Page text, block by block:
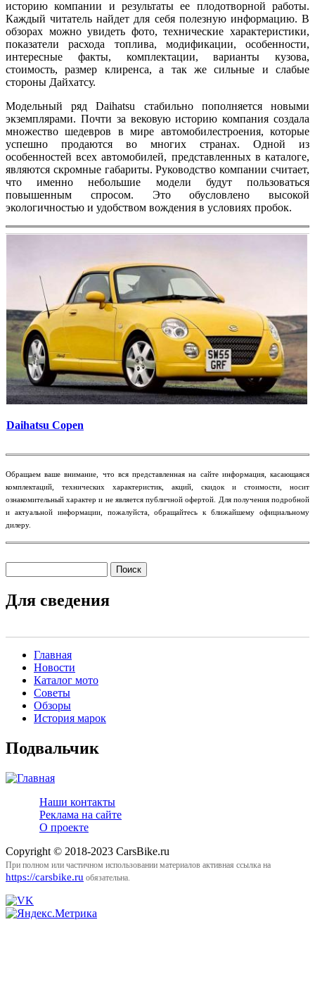
историю компании и результаты ее плодотворной работы.
Каждый читатель найдет для себя полезную информацию. В
обзорах можно увидеть фото, технические характеристики,
показатели расхода топлива, модификации, особенности,
интересные факты, комплектации, варианты кузова,
стоимость, размер клиренса, а так же сильные и слабые
стороны Дайхатсу.
Модельный ряд Daihatsu стабильно пополняется новыми
экземплярами. Почти за вековую историю компания создала
множество шедевров в мире автомобилестроения, которые
успешно продаются во многих странах. Одной из
особенностей всех автомобилей, представленных в каталоге,
являются скромные габариты. Руководство компании считает,
что именно небольшие модели будут пользоваться
повышенным спросом. Это обусловлено высокой
экологичностью и удобством вождения в условиях пробок.
Daihatsu Copen
​Обращаем ваше внимание, что вся представленная на сайте информация, касающаяся
комплектаций, технических характеристик, акций, скидок и стоимости, носит
ознакомительный характер и не является публичной офертой. Для получения подробной
и актуальной информации, пожалуйста, обращайтесь к ближайшему официальному
дилеру.
Для сведения
Main menu 2
Главная
Новости
Каталог мото
Советы
Обзоры
История марок
Подвальчик
Наши контакты
Реклама на сайте
О проекте
Copyright © 2018-2023 CarsBike.ru
При полном или частичном использовании материалов активная ссылка на
https://carsbike.ru обязательна.